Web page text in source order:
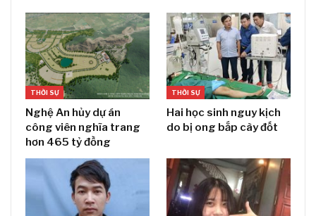
THỜI SỰ
Nghệ An hủy dự án
công viên nghĩa trang
hơn 465 tỷ đồng
THỜI SỰ
Hai học sinh nguy kịch
do bị ong bắp cày đốt